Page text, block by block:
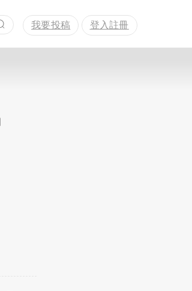
我要投稿 登入註冊